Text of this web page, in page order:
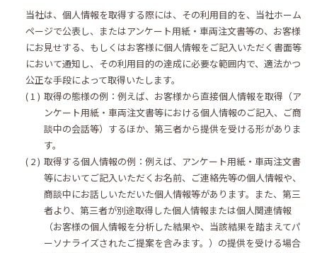
当社は、個人情報を取得する際には、その利用目的を、当社ホーム
ページで公表し、またはアンケート用紙・車両注文書等の、お客様
にお見せする、もしくはお客様に個人情報をご記入いただく書面等
において通知し、その利用目的の達成に必要な範囲内で、適法かつ
公正な手段によって取得いたします。
取得の態様の例：例えば、お客様から直接個人情報を取得（ア
ンケート用紙・車両注文書等における個人情報のご記入、ご商
談中の会話等）するほか、第三者から提供を受ける形がありま
す。
取得する個人情報の例：例えば、アンケート用紙・車両注文書
等においてご記入いただくお名前、ご連絡先等の個人情報や、
商談中にお話しいただいた個人情報等があります。また、第三
者より、第三者が別途取得した個人情報または個人関連情報
（お客様の個人情報を分析した結果や、当該結果を踏まえてパ
ーソナライズされたご提案を含みます。）の提供を受ける場合